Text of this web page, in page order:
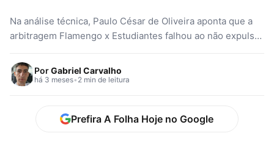
Na análise técnica, Paulo César de Oliveira aponta que a
arbitragem Flamengo x Estudiantes falhou ao não expulsar
PorGabriel Carvalho
há 3 meses• 2 min de leitura
Prefira A Folha Hoje no Google